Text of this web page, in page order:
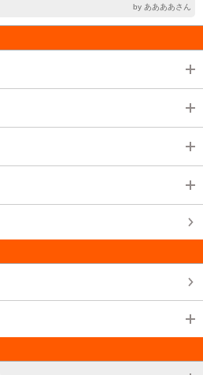
by ああああさん